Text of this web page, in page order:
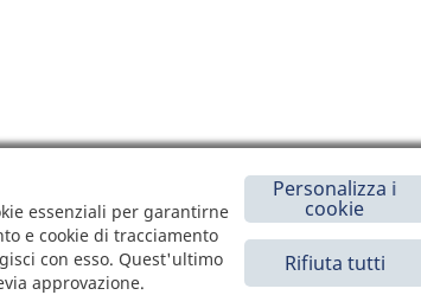
essenziali per garantirne
e cookie di tracciamento
con esso. Quest'ultimo
approvazione.
Personalizza i
cookie
Rifiuta tutti